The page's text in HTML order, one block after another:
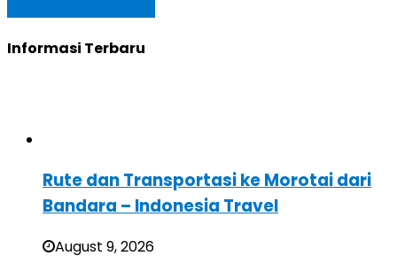
Informasi Terbaru
Rute dan Transportasi ke Morotai dari
Bandara – Indonesia Travel
August 9, 2026